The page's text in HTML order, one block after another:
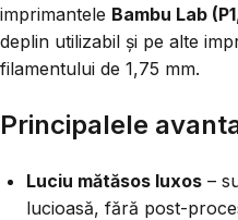
imprimantele Bambu Lab
deplin utilizabil și pe alte
filamentului de 1,75 mm.
Principalele
Luciu mătăsos luxos –
lucioasă, fără post-